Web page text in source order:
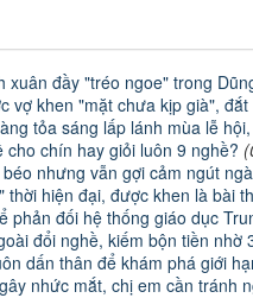
đầy "tréo ngoe" trong
vợ khen "mặt chưa kịp già",
tỏa sáng lấp lánh mùa lễ
chín hay giỏi luôn 9 nghề?
nhưng vẫn gợi cảm ngút
thời hiện đại, được khen là bài
phản đối hệ thống giáo dục
đổi nghề, kiếm bộn tiền nhờ
dấn thân để khám phá giới
nhức mắt, chị em cần tránh